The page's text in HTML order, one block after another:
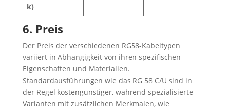
k)
6. Preis
Der Preis der verschiedenen RG58-Kabeltypen
variiert in Abhängigkeit von ihren spezifischen
Eigenschaften und Materialien.
Standardausführungen wie das RG 58 C/U sind in
der Regel kostengünstiger, während spezialisierte
Varianten mit zusätzlichen Merkmalen, wie